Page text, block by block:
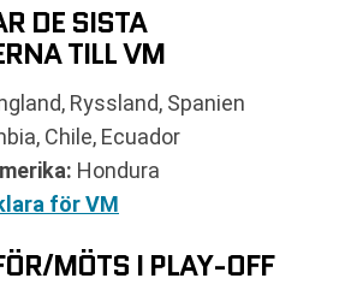
DE SISTA
TILL VM
Ryssland, Spanien
Chile, Ecuador
Hondura
för VM
MÖTS I PLAY-OFF